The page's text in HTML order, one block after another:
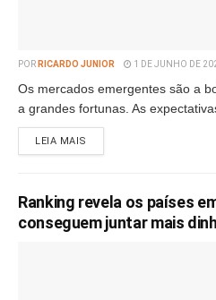
POR RICARDO JUNIOR 1 DE JUNHO DE
Os mercados emergentes são a
a grandes fortunas. As
LEIA MAIS
Ranking revela os países
conseguem juntar mais